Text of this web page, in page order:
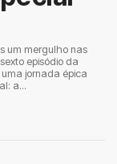
um mergulho nas
episódio da
uma jornada épica
a...